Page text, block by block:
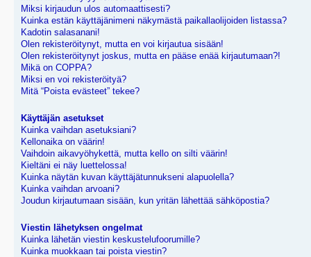
Miksi kirjaudun ulos automaattisesti?
Kuinka estän käyttäjänimeni näkymästä paikallaolijoiden listassa?
Kadotin salasanani!
Olen rekisteröitynyt, mutta en voi kirjautua sisään!
Olen rekisteröitynyt joskus, mutta en pääse enää kirjautumaan?!
Mikä on COPPA?
Miksi en voi rekisteröityä?
Mitä “Poista evästeet” tekee?
Käyttäjän asetukset
Kuinka vaihdan asetuksiani?
Kellonaika on väärin!
Vaihdoin aikavyöhykettä, mutta kello on silti väärin!
Kieltäni ei näy luettelossa!
Kuinka näytän kuvan käyttäjätunnukseni alapuolella?
Kuinka vaihdan arvoani?
Joudun kirjautumaan sisään, kun yritän lähettää sähköpostia?
Viestin lähetyksen ongelmat
Kuinka lähetän viestin keskustelufoorumille?
Kuinka muokkaan tai poista viestin?